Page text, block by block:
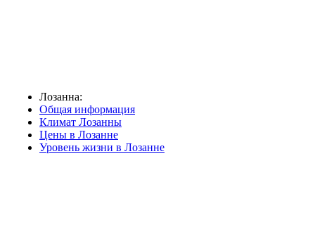
Лозанна:
Общая информация
Климат Лозанны
Цены в Лозанне
Уровень жизни в Лозанне